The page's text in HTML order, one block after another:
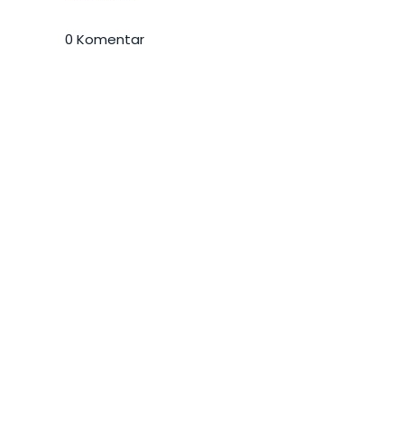
0 Komentar